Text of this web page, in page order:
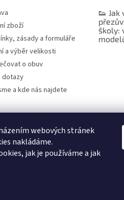
webových stránek
nakládáme.
jak je používáme a jak
zboží
zásady a formuláře
a výběr velikosti
o obuv
dotazy
a kde nás najdete
👟
školy: